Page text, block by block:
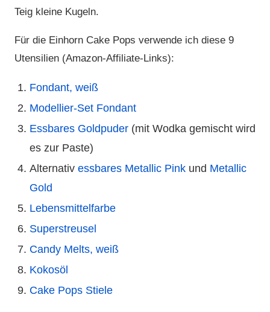
Teig kleine Kugeln.
Für die Einhorn Cake Pops verwende ich diese 9
Utensilien (Amazon-Affiliate-Links):
Fondant, weiß
Modellier-Set Fondant
Essbares Goldpuder (mit Wodka gemischt wird
es zur Paste)
Alternativ essbares Metallic Pink und Metallic
Gold
Lebensmittelfarbe
Superstreusel
Candy Melts, weiß
Kokosöl
Cake Pops Stiele